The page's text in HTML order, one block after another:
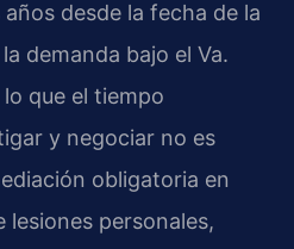
desde la fecha de la
demanda bajo el Va.
que el tiempo
y negociar no es
obligatoria en
lesiones personales,